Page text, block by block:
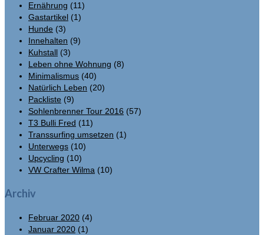
Ernährung (11)
Gastartikel (1)
Hunde (3)
Innehalten (9)
Kuhstall (3)
Leben ohne Wohnung (8)
Minimalismus (40)
Natürlich Leben (20)
Packliste (9)
Sohlenbrenner Tour 2016 (57)
T3 Bulli Fred (11)
Transsurfing umsetzen (1)
Unterwegs (10)
Upcycling (10)
VW Crafter Wilma (10)
Archiv
Februar 2020 (4)
Januar 2020 (1)